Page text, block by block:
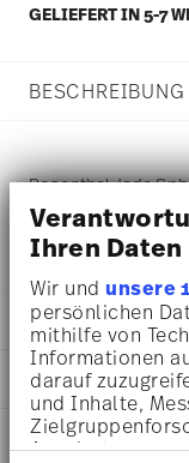
Ihren Daten
Wir undunsere
persönlichen
mithilfe von
Informationen
darauf
und Inhalte,
Angeboten zu
GELIEFERT IN 5-7
BESCHREIBUNG
Rosenthal Jade
14,1 cm - h 7,4 cm,
DETAILS
Rosenthal
Jade
Weiß
Bone
MAßE
14,10 cm
PFLEGE- UND